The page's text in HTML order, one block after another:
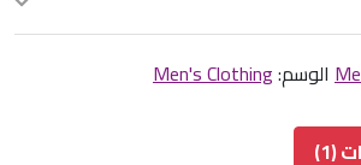
حالته الأصلية.
الوسم:Men's Clothing
(1)